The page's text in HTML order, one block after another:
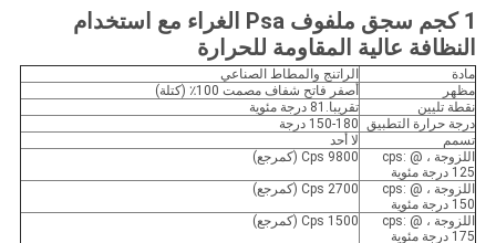
1 كجم سجق ملفوف Psa الغراء مع استخدام
النظافة عالية المقاومة للحرارة
مادة
الراتنج والمطاط الصناعي
مظهر
أصفر فاتح شفاف مصمت 100٪ (كتلة)
نقطة تليين
تقريبا.81 درجة مئوية
درجة حرارة التطبيق 150-180 درجة
تسمم
لا أحد
اللزوجة ، cps: @
125 درجة مئوية
9800 Cps (كمرجع)
اللزوجة ، cps: @
150 درجة مئوية
2700 Cps (كمرجع)
اللزوجة ، cps: @
175 درجة مئوية
1500 Cps (كمرجع)